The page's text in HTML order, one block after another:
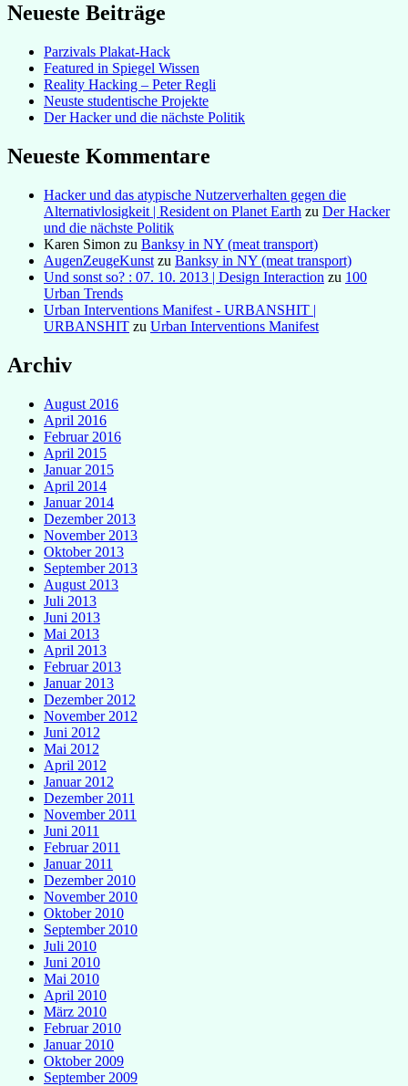
Neueste Beiträge
Parzivals Plakat-Hack
Featured in Spiegel Wissen
Reality Hacking – Peter Regli
Neuste studentische Projekte
Der Hacker und die nächste Politik
Neueste Kommentare
Hacker und das atypische Nutzerverhalten gegen die
Alternativlosigkeit | Resident on Planet Earth zu Der Hacker
und die nächste Politik
Karen Simon zu Banksy in NY (meat transport)
AugenZeugeKunst zu Banksy in NY (meat transport)
Und sonst so? : 07. 10. 2013 | Design Interaction zu 100
Urban Trends
Urban Interventions Manifest - URBANSHIT |
URBANSHIT zu Urban Interventions Manifest
Archiv
August 2016
April 2016
Februar 2016
April 2015
Januar 2015
April 2014
Januar 2014
Dezember 2013
November 2013
Oktober 2013
September 2013
August 2013
Juli 2013
Juni 2013
Mai 2013
April 2013
Februar 2013
Januar 2013
Dezember 2012
November 2012
Juni 2012
Mai 2012
April 2012
Januar 2012
Dezember 2011
November 2011
Juni 2011
Februar 2011
Januar 2011
Dezember 2010
November 2010
Oktober 2010
September 2010
Juli 2010
Juni 2010
Mai 2010
April 2010
März 2010
Februar 2010
Januar 2010
Oktober 2009
September 2009